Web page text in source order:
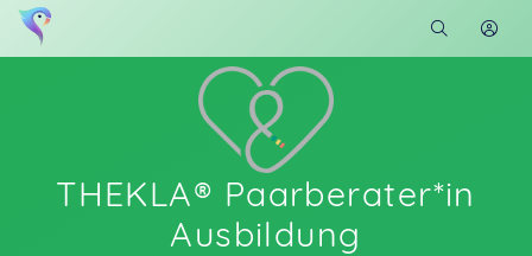
THEKLA® Paarberater*in
Ausbildung